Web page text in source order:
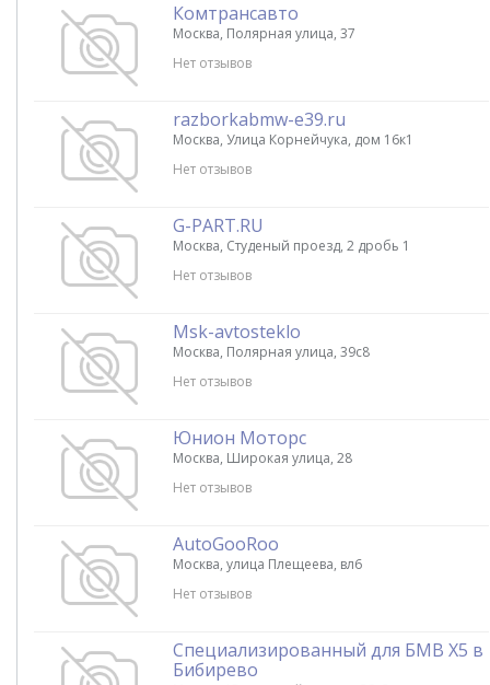
Комтрансавто
Москва, Полярная улица, 37
Нет отзывов
razborkabmw-e39.ru
Москва, Улица Корнейчука, дом 16к1
Нет отзывов
G-PART.RU
Москва, Студеный проезд, 2 дробь 1
Нет отзывов
Msk-avtosteklo
Москва, Полярная улица, 39c8
Нет отзывов
Юнион Моторс
Москва, Широкая улица, 28
Нет отзывов
AutoGooRoo
Москва, улица Плещеева, вл6
Нет отзывов
Специализированный для БМВ Х5 в
Бибирево